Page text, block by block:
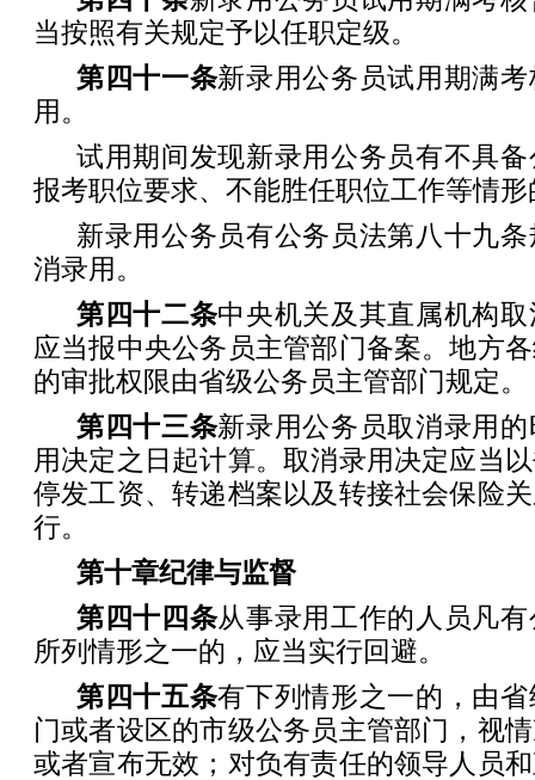
当按照有关规定予以任职定级。
第四十一条新录用公务员试用期满
用。
试用期间发现新录用公务员有不具
报考职位要求、不能胜任职位工作等情
新录用公务员有公务员法第八十九
消录用。
第四十二条中央机关及其直属机构
应当报中央公务员主管部门备案。地方
的审批权限由省级公务员主管部门规定。
第四十三条新录用公务员取消录用
用决定之日起计算。取消录用决定应当
停发工资、转递档案以及转接社会保险
行。
第十章纪律与监督
第四十四条从事录用工作的人员凡
所列情形之一的，应当实行回避。
第四十五条有下列情形之一的，由
门或者设区的市级公务员主管部门，视
或者宣布无效；对负有责任的领导人员